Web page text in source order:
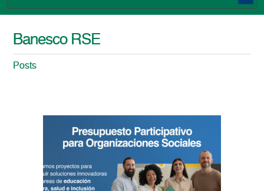
Banesco RSE
Posts